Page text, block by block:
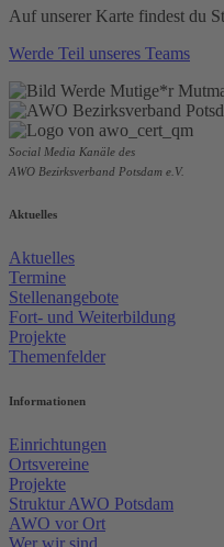
Auf unserer Karte findest du
Werde Teil unseres Teams
Social Media Kanäle des
AWO Bezirksverband Potsdam e.V.
Aktuelles
Aktuelles
Termine
Stellenangebote
Fort- und Weiterbildung
Projekte
Themenfelder
Informationen
Einrichtungen
Ortsvereine
Projekte
Struktur AWO Potsdam
AWO vor Ort
Wer wir sind